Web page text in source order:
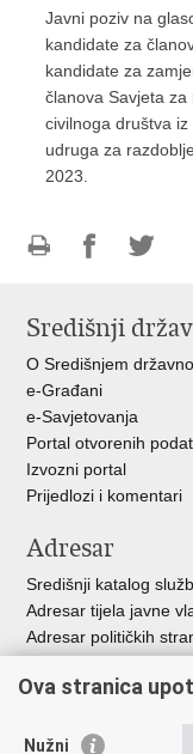
Javni poziv na
kandidate za
kandidate za
članova Savjeta za
civilnoga društva iz
udruga za
2023.
FacebookuTwitteru
Središnji
O Središnjem
e-Građani
e-Savjetovanja
Portal otvorenih
Izvozni portal
Prijedlozi i komentari
Adresar
Središnji katalog
Adresar tijela javne
Adresar političkih
Besplatni telefoni
Ova stranica
Nužni